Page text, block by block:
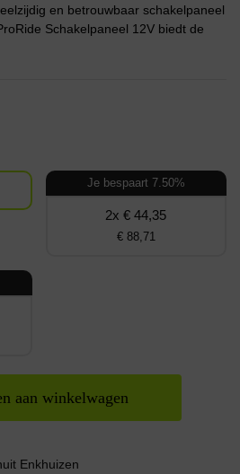
en betrouwbaar schakelpaneel
Schakelpaneel 12V biedt de
Je bespaart 7.50%
2x € 44,35
€ 88,71
aan winkelwagen
Enkhuizen